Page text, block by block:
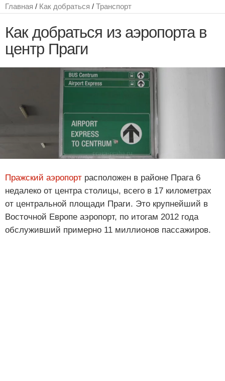
Главная / Как добраться / Транспорт
Как добраться из аэропорта в
центр Праги
Пражский аэропорт расположен в районе Прага 6
недалеко от центра столицы, всего в 17 километрах
от центральной площади Праги. Это крупнейший в
Восточной Европе аэропорт, по итогам 2012 года
обслуживший примерно 11 миллионов пассажиров.